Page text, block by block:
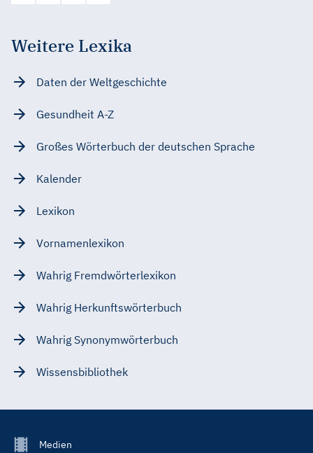
Weitere Lexika
Daten der Weltgeschichte
Gesundheit A-Z
Großes Wörterbuch der deutschen Sprache
Kalender
Lexikon
Vornamenlexikon
Wahrig Fremdwörterlexikon
Wahrig Herkunftswörterbuch
Wahrig Synonymwörterbuch
Wissensbibliothek
FooterMedien